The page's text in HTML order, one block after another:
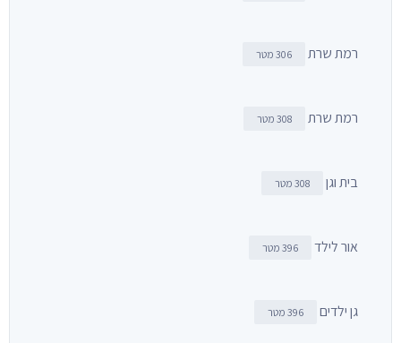
רמת שרת 306 מטר
רמת שרת 308 מטר
בית וגן 308 מטר
אור לילד 396 מטר
גן ילדים 396 מטר